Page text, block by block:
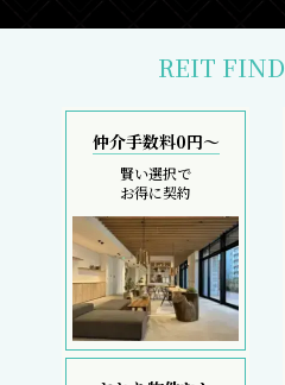
REIT FIND
仲介手数料0円～
賢い選択で
お得に契約